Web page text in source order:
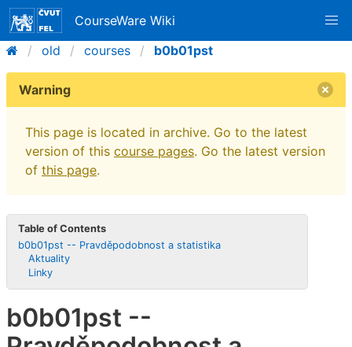
CourseWare Wiki
old
courses b0b01pst
Warning
This page is located in archive. Go to the latest
version of this course pages. Go the latest version
of this page.
Table of Contents
b0b01pst -- Pravděpodobnost a statistika
Aktuality
Linky
b0b01pst --